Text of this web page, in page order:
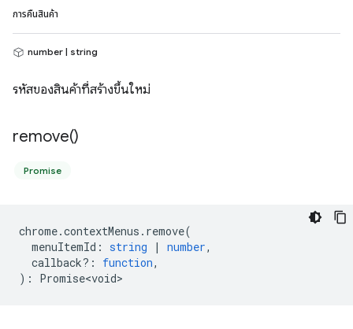
การคืนสินค้า
number | string
รหัสของสินค้าที่สร้างขึ้นใหม่
remove()
Promise
chrome.contextMenus . remove(
menuItemId : string | number,
callback? : function,
) : Promise<void>